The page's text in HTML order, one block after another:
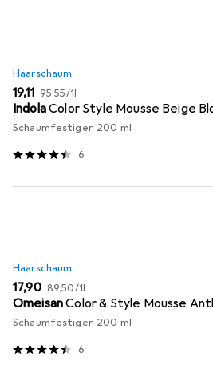
Haarschaum
EUR
19,11 EUR
95,55/1l
IndolaColor Style Mousse Beige
Schaumfestiger, 200 ml
6
Haarschaum
EUR
17,90 EUR
89,50/1l
OmeisanColor & Style Mousse
Schaumfestiger, 200 ml
6